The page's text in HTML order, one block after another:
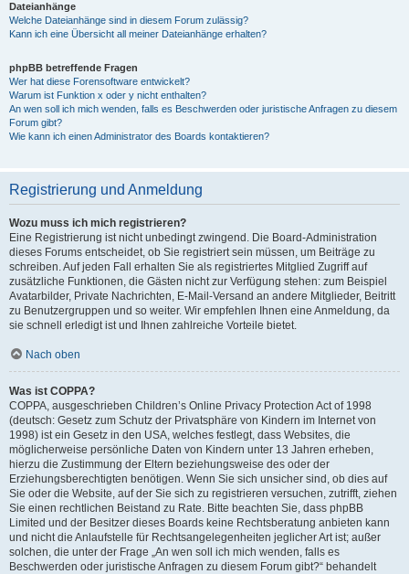
Dateianhänge
Welche Dateianhänge sind in diesem Forum zulässig?
Kann ich eine Übersicht all meiner Dateianhänge erhalten?
phpBB betreffende Fragen
Wer hat diese Forensoftware entwickelt?
Warum ist Funktion x oder y nicht enthalten?
An wen soll ich mich wenden, falls es Beschwerden oder juristische Anfragen zu diesem
Forum gibt?
Wie kann ich einen Administrator des Boards kontaktieren?
Registrierung und Anmeldung
Wozu muss ich mich registrieren?
Eine Registrierung ist nicht unbedingt zwingend. Die Board-Administration
dieses Forums entscheidet, ob Sie registriert sein müssen, um Beiträge zu
schreiben. Auf jeden Fall erhalten Sie als registriertes Mitglied Zugriff auf
zusätzliche Funktionen, die Gästen nicht zur Verfügung stehen: zum Beispiel
Avatarbilder, Private Nachrichten, E-Mail-Versand an andere Mitglieder, Beitritt
zu Benutzergruppen und so weiter. Wir empfehlen Ihnen eine Anmeldung, da
sie schnell erledigt ist und Ihnen zahlreiche Vorteile bietet.
Nach oben
Was ist COPPA?
COPPA, ausgeschrieben Children’s Online Privacy Protection Act of 1998
(deutsch: Gesetz zum Schutz der Privatsphäre von Kindern im Internet von
1998) ist ein Gesetz in den USA, welches festlegt, dass Websites, die
möglicherweise persönliche Daten von Kindern unter 13 Jahren erheben,
hierzu die Zustimmung der Eltern beziehungsweise des oder der
Erziehungsberechtigten benötigen. Wenn Sie sich unsicher sind, ob dies auf
Sie oder die Website, auf der Sie sich zu registrieren versuchen, zutrifft, ziehen
Sie einen rechtlichen Beistand zu Rate. Bitte beachten Sie, dass phpBB
Limited und der Besitzer dieses Boards keine Rechtsberatung anbieten kann
und nicht die Anlaufstelle für Rechtsangelegenheiten jeglicher Art ist; außer
solchen, die unter der Frage „An wen soll ich mich wenden, falls es
Beschwerden oder juristische Anfragen zu diesem Forum gibt?“ behandelt